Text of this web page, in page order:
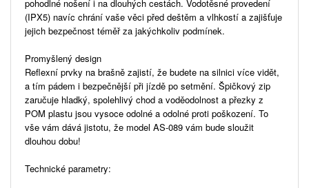
pohodlné nošení i na dlouhých cestách. Vodotěsné provedení
(IPX5) navíc chrání vaše věci před deštěm a vlhkostí a zajišťuje
jejich bezpečnost téměř za jakýchkoliv podmínek.
Promyšlený design
Reflexní prvky na brašně zajistí, že budete na silnici více vidět,
a tím pádem i bezpečnější při jízdě po setmění. Špičkový zip
zaručuje hladký, spolehlivý chod a voděodolnost a přezky z
POM plastu jsou vysoce odolné a odolné proti poškození. To
vše vám dává jistotu, že model AS-089 vám bude sloužit
dlouhou dobu!
Technické parametry: